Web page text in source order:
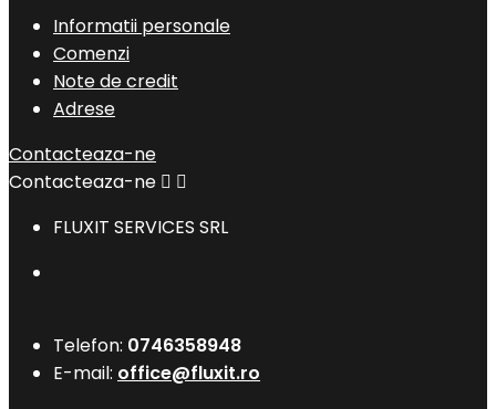
Informatii personale
Comenzi
Note de credit
Adrese
Contacteaza-ne
Contacteaza-ne  
FLUXIT SERVICES SRL
Telefon: 0746358948
E-mail: office@fluxit.ro